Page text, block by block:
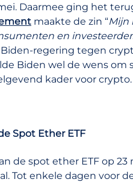
Daarmee ging het
maakte de zin “Mijn
en
regering tegen
Biden wel de wens
kader voor crypto.
Spot Ether ETF
de spot ether ETF op 23
Tot enkele dagen voor